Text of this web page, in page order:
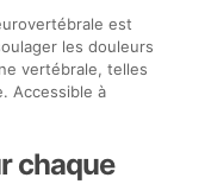
est
les douleurs
vertébrale, telles
Accessible à
chaque